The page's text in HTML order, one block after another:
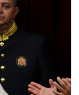
BND 1.284641
BOB 12.117713
BRL 5.110079
BSD 1.001871